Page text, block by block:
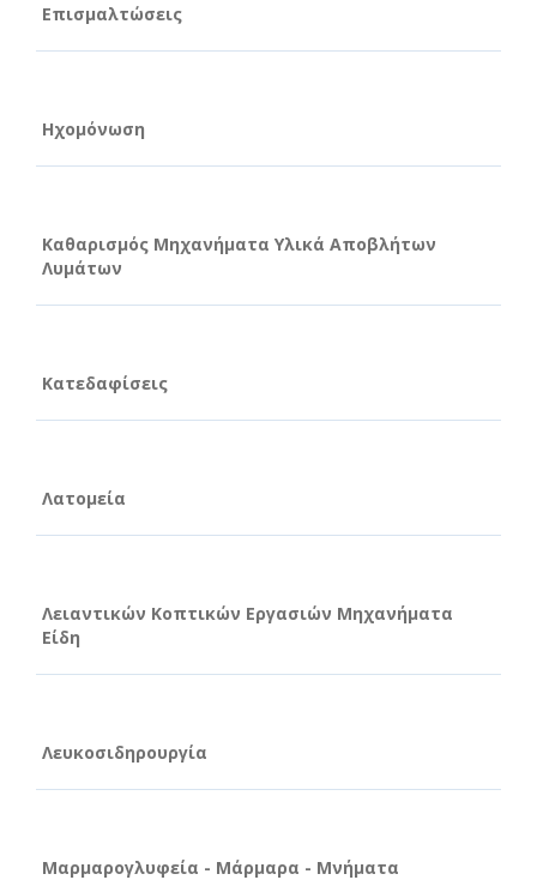
Επισμαλτώσεις
Ηχομόνωση
Καθαρισμός Μηχανήματα Υλικά Αποβλήτων
Λυμάτων
Κατεδαφίσεις
Λατομεία
Λειαντικών Κοπτικών Εργασιών Μηχανήματα
Είδη
Λευκοσιδηρουργία
Μαρμαρογλυφεία - Μάρμαρα - Μνήματα